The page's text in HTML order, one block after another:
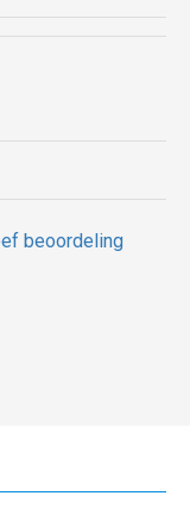
beoordeling